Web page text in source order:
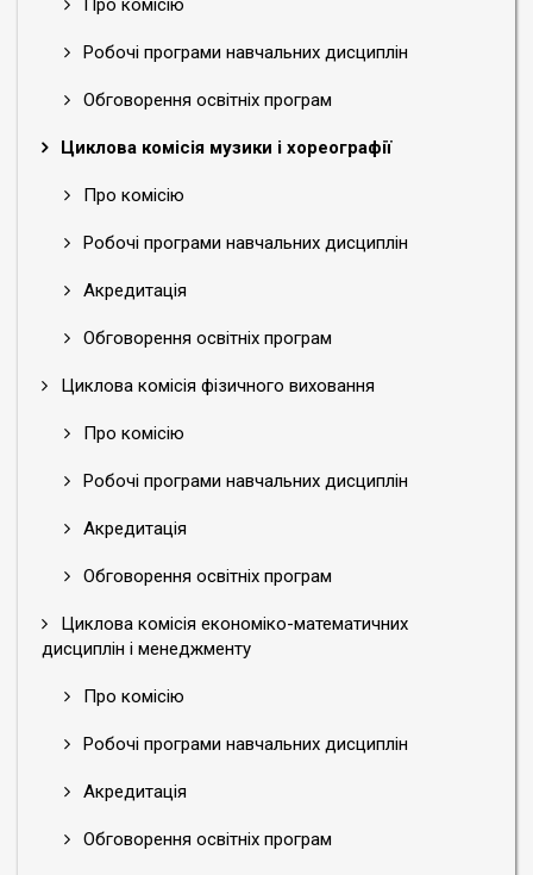
Про комісію
Робочі програми навчальних дисциплін
Обговорення освітніх програм
Циклова комісія музики і хореографії
Про комісію
Робочі програми навчальних дисциплін
Акредитація
Обговорення освітніх програм
Циклова комісія фізичного виховання
Про комісію
Робочі програми навчальних дисциплін
Акредитація
Обговорення освітніх програм
Циклова комісія економіко-математичних
дисциплін і менеджменту
Про комісію
Робочі програми навчальних дисциплін
Акредитація
Обговорення освітніх програм